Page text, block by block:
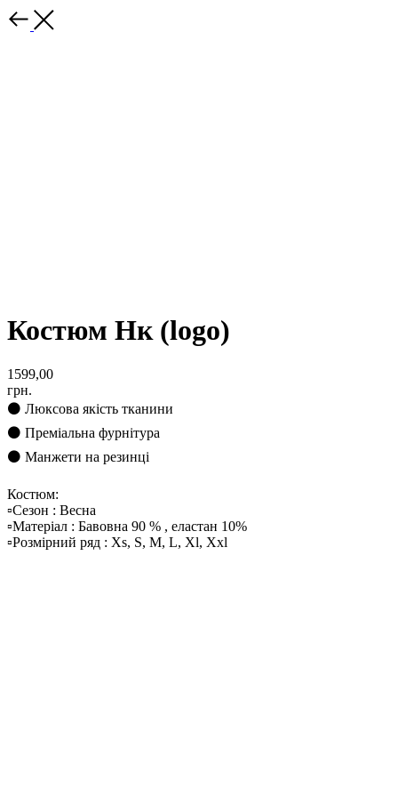
Костюм Нк (logo)
1599,00
грн.
⚫️ Люксова якість тканини
⚫️ Преміальна фурнітура
⚫️ Манжети на резинці
Костюм:
▫️Сезон : Весна
▫️Матеріал : Бавовна 90 % , еластан 10%
▫️Розмірний ряд : Xs, S, M, L, Xl, Xxl